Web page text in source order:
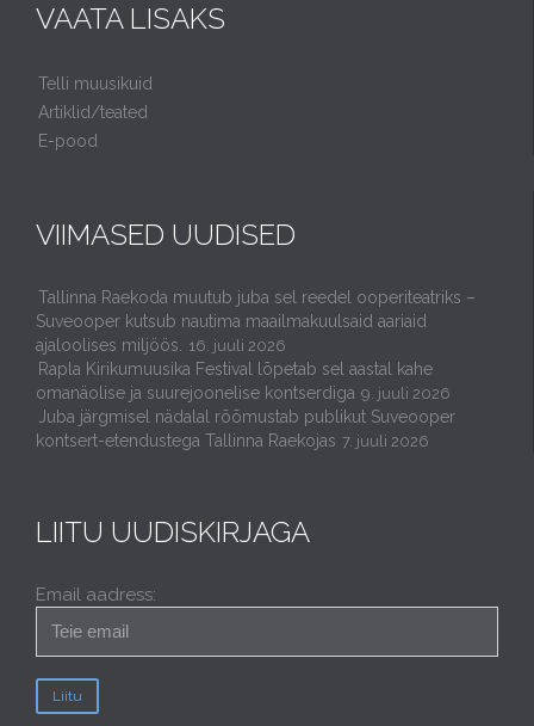
VAATA LISAKS
Telli muusikuid
Artiklid/teated
E-pood
VIIMASED UUDISED
Tallinna Raekoda muutub juba sel reedel ooperiteatriks –
Suveooper kutsub nautima maailmakuulsaid aariaid
ajaloolises miljöös.
16. juuli 2026
Rapla Kirikumuusika Festival lõpetab sel aastal kahe
omanäolise ja suurejoonelise kontserdiga 9. juuli 2026
Juba järgmisel nädalal rõõmustab publikut Suveooper
kontsert-etendustega Tallinna Raekojas 7. juuli 2026
LIITU UUDISKIRJAGA
Email aadress: